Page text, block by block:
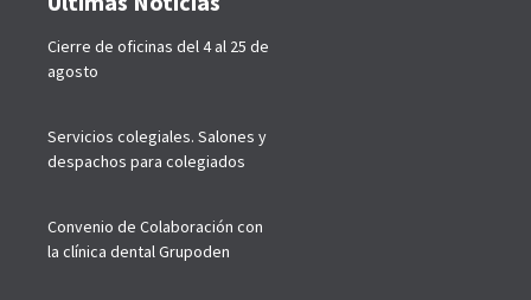
Cierre de oficinas del 4 al 25 de
agosto
Servicios colegiales. Salones y
despachos para colegiados
Convenio de Colaboración con
la clínica dental Grupoden